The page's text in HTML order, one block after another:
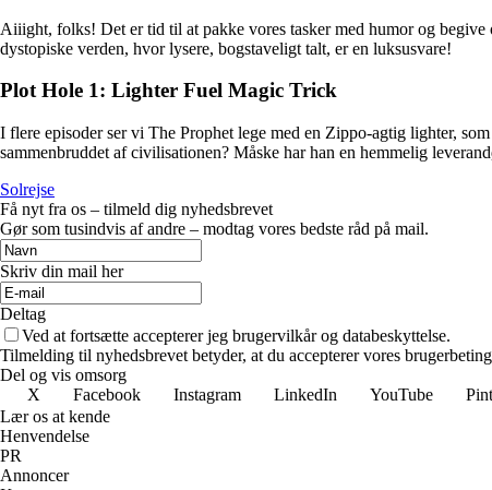
Aiiight, folks! Det er tid til at pakke vores tasker med humor og begive
dystopiske verden, hvor lysere, bogstaveligt talt, er en luksusvare!
Plot Hole 1: Lighter Fuel Magic Trick
I flere episoder ser vi The Prophet lege med en Zippo-agtig lighter,
sammenbruddet af civilisationen? Måske har han en hemmelig
Solrejse
Få nyt fra os – tilmeld dig nyhedsbrevet
Gør som tusindvis af andre – modtag vores bedste råd på mail.
Skriv din mail her
Deltag
Ved at fortsætte accepterer jeg brugervilkår og databeskyttelse.
Tilmelding til nyhedsbrevet betyder, at du accepterer vores
Del og vis omsorg
X
Facebook Instagram LinkedIn YouTube
Lær os at kende
Henvendelse
PR
Annoncer